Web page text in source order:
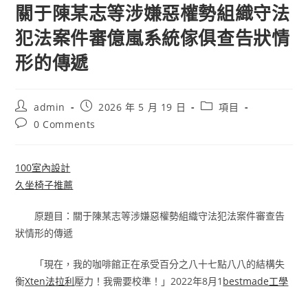
關于陳某志等涉嫌惡權勢組織守法
犯法案件審億嵐系統傢俱查告狀情
形的傳遞
Post
author:
admin
Post
published:
2026 年 5 月 19 日
Post項目
Post0 Comments
100室內設計
久坐椅子推薦
原題目：關于陳某志等涉嫌惡權勢組織守法犯法案件審查告
狀情形的傳遞
「現在，我的咖啡館正在承受百分之八十七點八八的結構失
衡Xten法拉利壓力！我需要校準！」2022年8月1 bestmade工學